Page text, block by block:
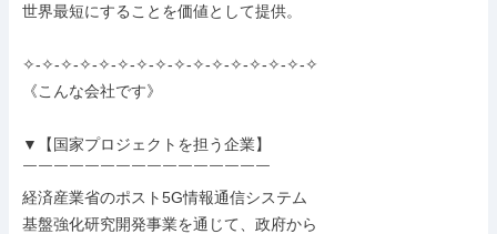
世界最短にすることを価値として提供。
✧-✧-✧-✧-✧-✧-✧-✧-✧-✧-✧-✧-✧-✧-✧-✧
《こんな会社です》
▼【国家プロジェクトを担う企業】
￣￣￣￣￣￣￣￣￣￣￣￣￣￣￣￣
経済産業省のポスト5G情報通信システム
基盤強化研究開発事業を通じて、政府から